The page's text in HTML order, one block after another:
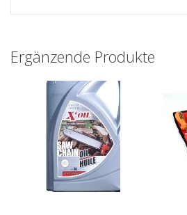
Ergänzende Produkte